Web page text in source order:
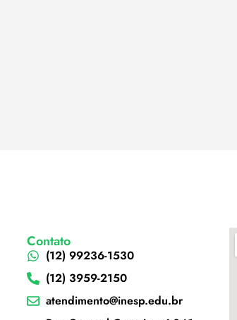
Contato
(12) 99236-1530
(12) 3959-2150
atendimento@inesp.edu.br